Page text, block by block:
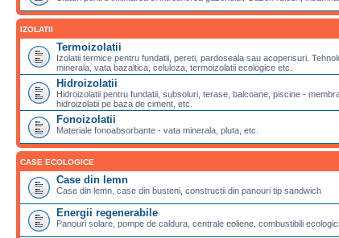
IZOLATII
Termoizolatii
Izolatii termice pentru fundatii, pereti, pardoseala sau acoperisuri.
minerala, vata bazaltica, celuloza, termoizolatii ecologice etc.
Hidroizolatii
Hidroizolatii pentru fundatii, subsoluri, terase, balcoane, piscine -
hidroizolatii pe baza de ciment, etc.
Fonoizolatii
Materiale fonoabsorbante - vata minerala, pluta, etc.
CASE ECOLOGICE
Case din lemn
Case din lemn, case din busteni, constructii din panouri tip sandwich
Energii regenerabile
Panouri solare, pompe de caldura, centrale eoliene, combustibili ecologici